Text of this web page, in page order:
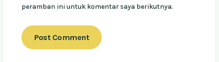
peramban ini untuk komentar saya berikutnya.